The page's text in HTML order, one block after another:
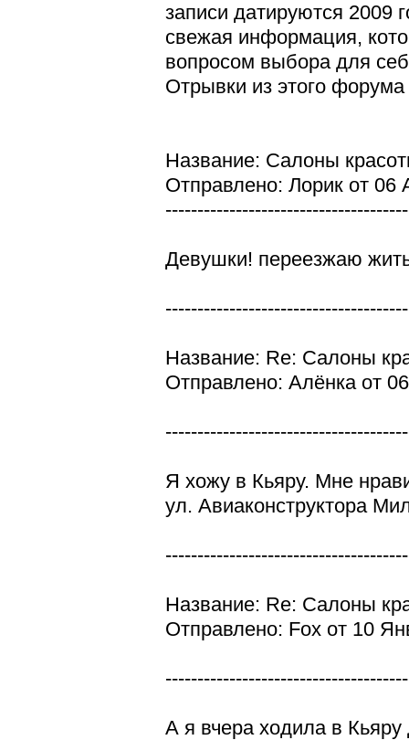
записи датируются 2009
свежая информация,
вопросом выбора для
Отрывки из этого
Название: Салоны
Отправлено: Лорик от 06
Девушки! переезжаю
Название: Re: Салоны
Отправлено: Алёнка от
Я хожу в Кьяру. Мне
ул. Авиаконструктора
Название: Re: Салоны
Отправлено: Fox от 10
А я вчера ходила в